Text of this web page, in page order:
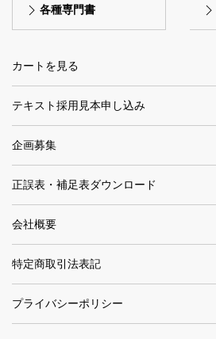
各種専門書
カートを見る
テキスト採用見本申し込み
企画募集
正誤表・補足表ダウンロード
会社概要
特定商取引法表記
プライバシーポリシー